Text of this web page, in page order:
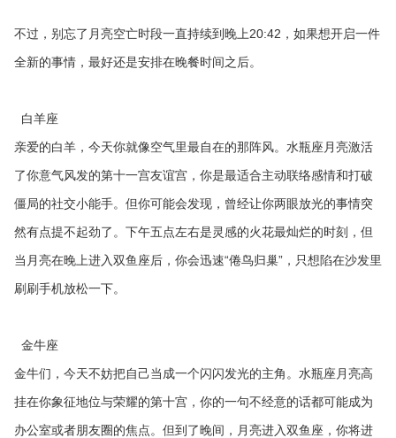
不过，别忘了月亮空亡时段一直持续到晚上20:42，如果想开启一件
全新的事情，最好还是安排在晚餐时间之后。
白羊座
亲爱的白羊，今天你就像空气里最自在的那阵风。水瓶座月亮激活
了你意气风发的第十一宫友谊宫，你是最适合主动联络感情和打破
僵局的社交小能手。但你可能会发现，曾经让你两眼放光的事情突
然有点提不起劲了。下午五点左右是灵感的火花最灿烂的时刻，但
当月亮在晚上进入双鱼座后，你会迅速“倦鸟归巢”，只想陷在沙发里
刷刷手机放松一下。
金牛座
金牛们，今天不妨把自己当成一个闪闪发光的主角。水瓶座月亮高
挂在你象征地位与荣耀的第十宫，你的一句不经意的话都可能成为
办公室或者朋友圈的焦点。但到了晚间，月亮进入双鱼座，你将进